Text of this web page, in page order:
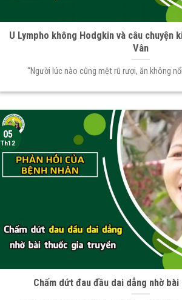
U Lympho không Hodgkin và câu chuyện
Vân
“Người lúc nào cũng mệt rũ rượi, ăn không
Chấm dứt đau đầu dai dẳng nhờ
05
Th12